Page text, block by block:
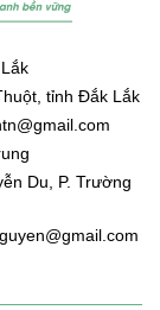
tỉnh Đắk Lắk
Du, P. Trường